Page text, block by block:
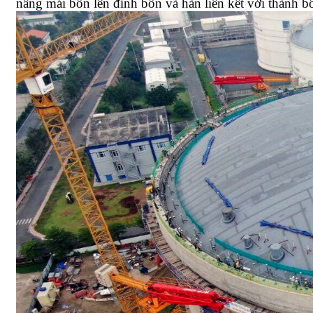
nâng mái bồn lên đỉnh bồn và hàn liên kết với thành